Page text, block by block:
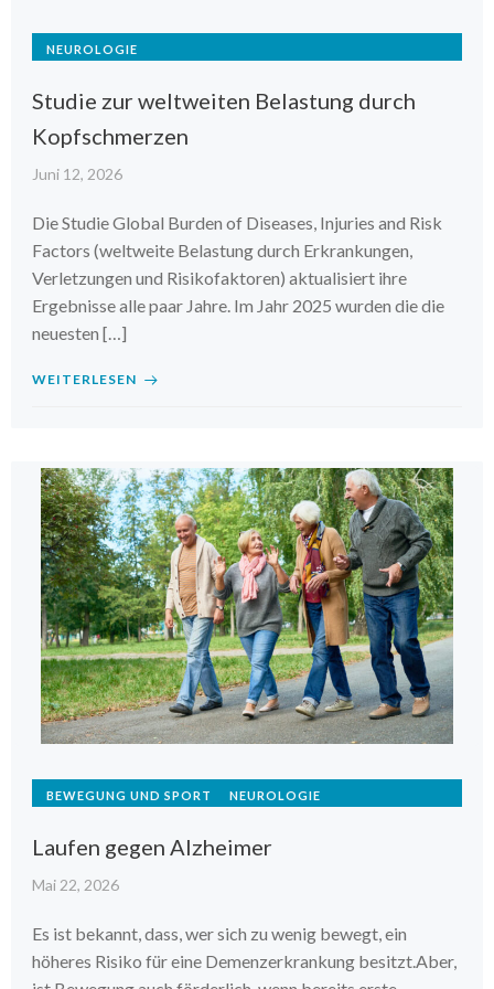
NEUROLOGIE
Studie zur weltweiten Belastung durch
Kopfschmerzen
Juni 12, 2026
Die Studie Global Burden of Diseases, Injuries and Risk
Factors (weltweite Belastung durch Erkrankungen,
Verletzungen und Risikofaktoren) aktualisiert ihre
Ergebnisse alle paar Jahre. Im Jahr 2025 wurden die die
neuesten […]
WEITERLESEN
BEWEGUNG UND SPORT NEUROLOGIE
Laufen gegen Alzheimer
Mai 22, 2026
Es ist bekannt, dass, wer sich zu wenig bewegt, ein
höheres Risiko für eine Demenzerkrankung besitzt.Aber,